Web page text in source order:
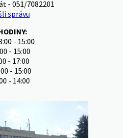
- 051/7082201
správu
- 15:00
- 15:00
- 17:00
- 15:00
- 14:00